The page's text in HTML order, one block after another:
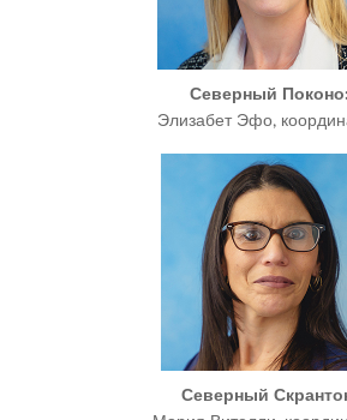
Северный Поконо:
Элизабет Эфо,
Северный